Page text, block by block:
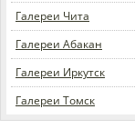
Галереи Чита
Галереи Абакан
Галереи Иркутск
Галереи Томск